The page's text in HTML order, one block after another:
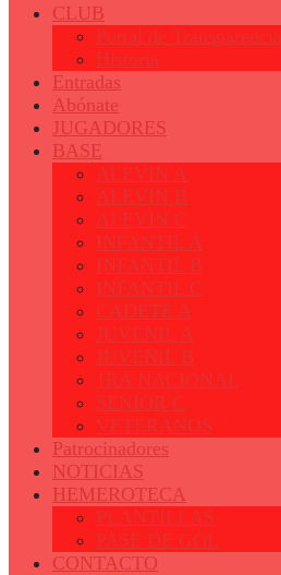
CLUB
Portal de Transparencia
Historia
Entradas
Abónate
JUGADORES
BASE
ALEVIN A
ALEVIN B
ALEVIN C
INFANTIL A
INFANTIL B
INFANTIL C
CADETE A
JUVENIL A
JUVENIL B
1RA NACIONAL
SENIOR C
VETERANOS
Patrocinadores
NOTICIAS
HEMEROTECA
PLANTILLAS
PASE DE GOL
CONTACTO